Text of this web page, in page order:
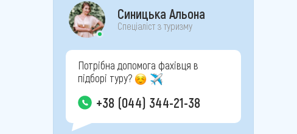
Синицька Альона
Спеціаліст з туризму
Потрібна допомога фахівця в
підборі туру?
+38 (044) 344-21-38